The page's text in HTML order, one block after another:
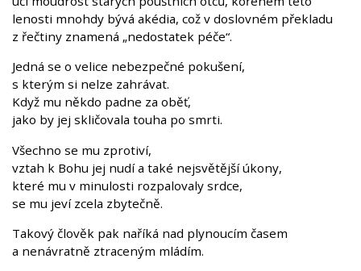
lenosti mnohdy bývá akédia, což v doslovném překladu
z řečtiny znamená „nedostatek péče“.
Jedná se o velice nebezpečné pokušení,
s kterým si nelze zahrávat.
Když mu někdo padne za oběť,
jako by jej skličovala touha po smrti.
Všechno se mu zprotiví,
vztah k Bohu jej nudí a také nejsvětější úkony,
které mu v minulosti rozpalovaly srdce,
se mu jeví zcela zbytečně.
Takový člověk pak naříká nad plynoucím časem
a nenávratně ztraceným mládím.